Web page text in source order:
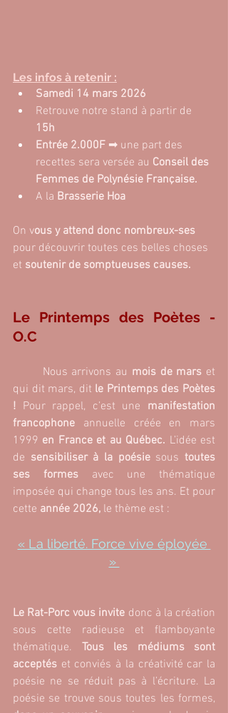
Les infos à retenir :
Samedi 14 mars 2026
Retrouve notre stand à partir de
15h
Entrée 2.000F ➡ une part des
recettes sera versée au Conseil des
Femmes de Polynésie Française.
A la Brasserie Hoa
On vous y attend donc nombreux-ses
pour découvrir toutes ces belles choses
et soutenir de somptueuses causes.
Le Printemps des Poètes -
O.C
	Nous arrivons au
mois de mars et
qui dit mars, dit le Printemps des Poètes
! Pour rappel, c’est une manifestation
francophone annuelle créée en mars
1999 en France et au Québec. L’idée est
de sensibiliser à la poésie sous toutes
ses formes avec une thématique
imposée qui change tous les ans. Et pour
cette année 2026, le thème est :
« La liberté. Force vive éployée
»
Le Rat-Porc vous invite donc à la création
sous cette radieuse et flamboyante
thématique. Tous les médiums sont
acceptés et conviés à la créativité car la
poésie ne se réduit pas à l’écriture. La